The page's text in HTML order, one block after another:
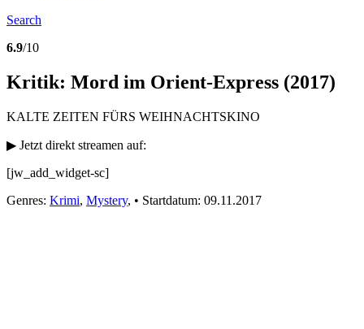
Search
6.9/10
Kritik: Mord im Orient-Express (2017)
KALTE ZEITEN FÜRS WEIHNACHTSKINO
▶ Jetzt direkt streamen auf:
[jw_add_widget-sc]
Genres: Krimi, Mystery, • Startdatum: 09.11.2017